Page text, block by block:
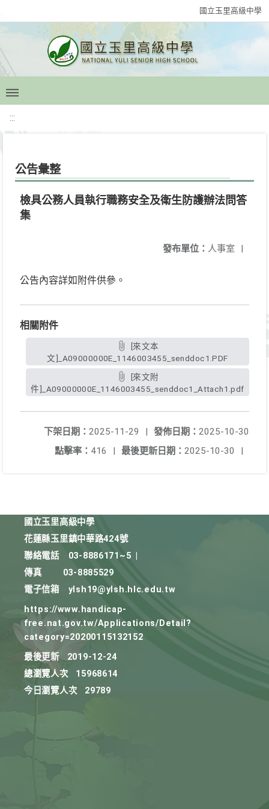
國立玉里高級中學
:::
公告彙整
檢具公務人員執行職務安全及衛生防護辦法問答
集
發布單位： 人事室 |
公告內容詳如附件供參。
相關附件
文]_A09000000E_1146003455_senddoc1.PDF
件]_A09000000E_1146003455_senddoc1_Attach1.pdf
發佈日期： 2025-10-30
下架日期： 2025-11-29
|
最後更新日期： 2025-10-30 |
點擊率： 416 |
國立玉里高級中學
花蓮縣玉里鎮中華路424號
聯絡電話
03-8886171~5
傳真
03-8885529
電子信箱
ylsh19@ylsh.hlc.edu.tw
https://www.handicap-
free.nat.gov.tw/Applications/Detail?
category=20200115132152
最後更新
2019-12-24
總瀏覽人次
15968614
今日瀏覽人次
29789